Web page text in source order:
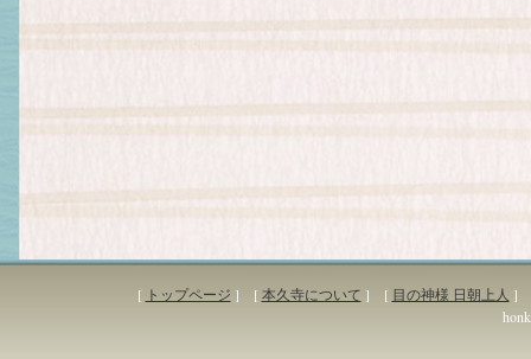
[ トップページ ] [ 本久寺について ] [ 目の神様 日朝上人 ]